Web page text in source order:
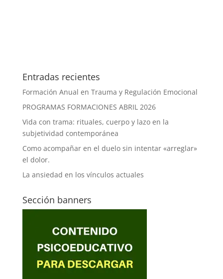
Entradas recientes
Formación Anual en Trauma y Regulación Emocional
PROGRAMAS FORMACIONES ABRIL 2026
Vida con trama: rituales, cuerpo y lazo en la
subjetividad contemporánea
Como acompañar en el duelo sin intentar «arreglar»
el dolor.
La ansiedad en los vínculos actuales
Sección banners